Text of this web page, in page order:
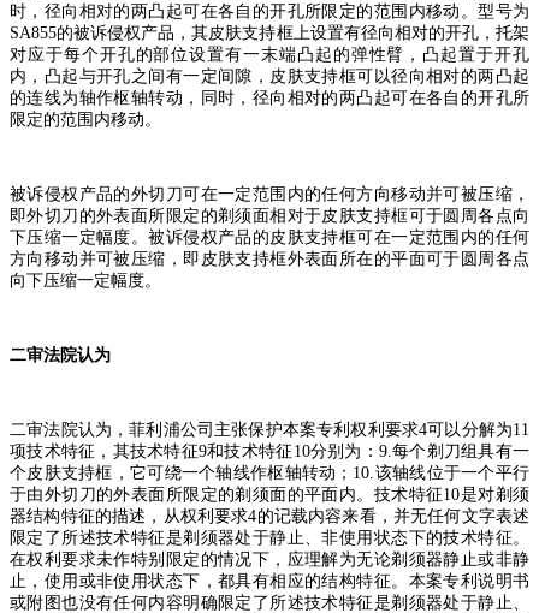
时，径向相对的两凸起可在各自的开孔所限定的范围内移动。型号为
SA855的被诉侵权产品，其皮肤支持框上设置有径向相对的开孔，托架
对应于每个开孔的部位设置有一末端凸起的弹性臂，凸起置于开孔
内，凸起与开孔之间有一定间隙，皮肤支持框可以径向相对的两凸起
的连线为轴作枢轴转动，同时，径向相对的两凸起可在各自的开孔所
限定的范围内移动。
被诉侵权产品的外切刀可在一定范围内的任何方向移动并可被压缩，
即外切刀的外表面所限定的剃须面相对于皮肤支持框可于圆周各点向
下压缩一定幅度。被诉侵权产品的皮肤支持框可在一定范围内的任何
方向移动并可被压缩，即皮肤支持框外表面所在的平面可于圆周各点
向下压缩一定幅度。
二审法院认为
二审法院认为，菲利浦公司主张保护本案专利权利要求4可以分解为11
项技术特征，其技术特征9和技术特征 10分别为： 9. 每个剃刀组具有一
个皮肤支持框，它可绕一个轴线作枢轴转动； 10. 该轴线位于一个平行
于由外切刀的外表面所限定的剃须面的平面内。技术特征10是对剃须
器结构特征的描述，从权利要求4的记载内容来看，并无任何文字表述
限定了所述技术特征是剃须器处于静止、非使用状态下的技术特征。
在权利要求未作特别限定的情况下，应理解为无论剃须器静止或非静
止，使用或非使用状态下，都具有相应的结构特征。本案专利说明书
或附图也没有任何内容明确限定了所述技术特征是剃须器处于静止、